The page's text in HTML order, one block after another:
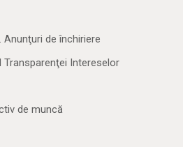
Anunţuri de închiriere
Transparenţei Intereselor
de muncă